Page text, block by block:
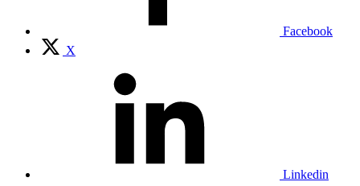
Facebook
X
Linkedin